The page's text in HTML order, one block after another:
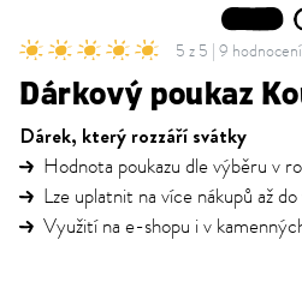
5 z 5 | 9
Dárkový poukaz
Dárek, který rozzáří svátky
Hodnota poukazu dle výběru v
Lze uplatnit na více nákupů až
Využití na e-shopu i v